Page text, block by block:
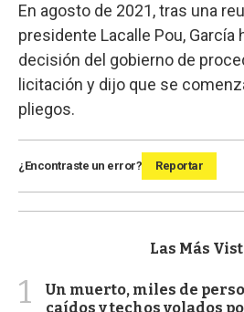
En agosto de 2021, tras una
presidente Lacalle Pou, García
decisión del gobierno de
licitación y dijo que se
pliegos.
¿Encontraste un error? Reportar
Las Más
1
Un muerto, miles de
caídos y techos volados